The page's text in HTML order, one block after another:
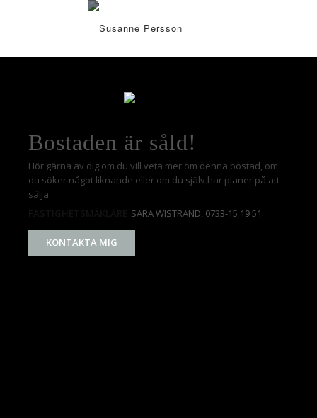
Bostaden är såld!
Hör gärna av dig om du vill veta mer om denna bostad, om
du söker något liknande eller om du själv har planer på att
sälja.
SARA WISTRAND , 0733-15 19 51
KONTAKTA MIG